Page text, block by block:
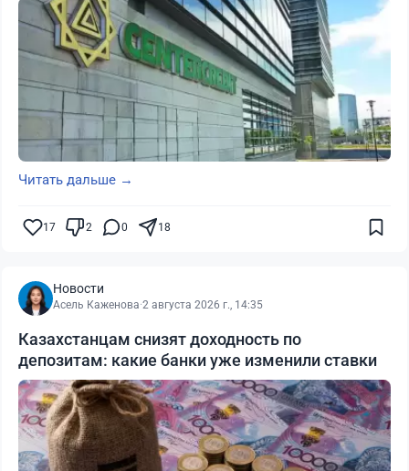
Читать дальше →
17 2 0 18
Новости
Асель Каженова·2 августа 2026 г., 14:35
Казахстанцам снизят доходность по
депозитам: какие банки уже изменили ставки